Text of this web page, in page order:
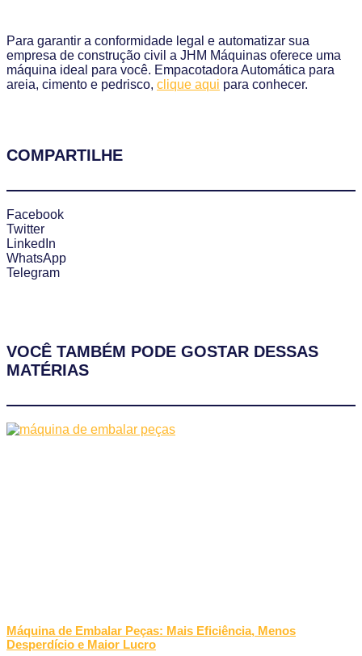
Para garantir a conformidade legal e automatizar sua
empresa de construção civil a JHM Máquinas oferece uma
máquina ideal para você. Empacotadora Automática para
areia, cimento e pedrisco, clique aqui para conhecer.
COMPARTILHE
Facebook
Twitter
LinkedIn
WhatsApp
Telegram
VOCÊ TAMBÉM PODE GOSTAR DESSAS
MATÉRIAS
Máquina de Embalar Peças: Mais Eficiência, Menos
Desperdício e Maior Lucro